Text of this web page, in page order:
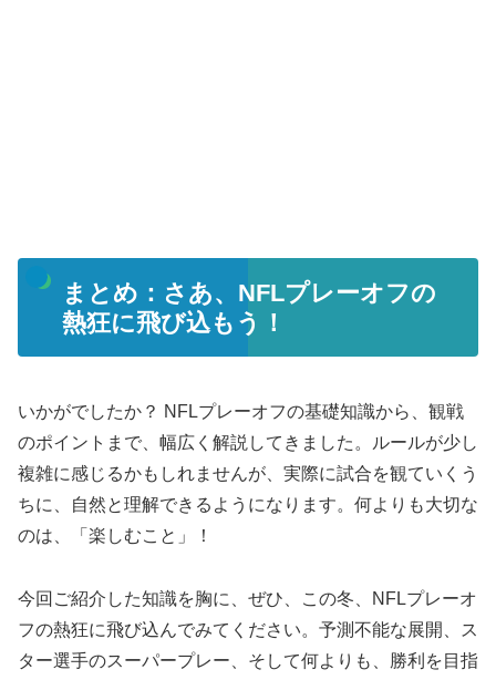
まとめ：さあ、NFLプレーオフの
熱狂に飛び込もう！
いかがでしたか？ NFLプレーオフの基礎知識から、観戦
のポイントまで、幅広く解説してきました。ルールが少し
複雑に感じるかもしれませんが、実際に試合を観ていくう
ちに、自然と理解できるようになります。何よりも大切な
のは、「楽しむこと」！
今回ご紹介した知識を胸に、ぜひ、この冬、NFLプレーオ
フの熱狂に飛び込んでみてください。予測不能な展開、ス
ター選手のスーパープレー、そして何よりも、勝利を目指